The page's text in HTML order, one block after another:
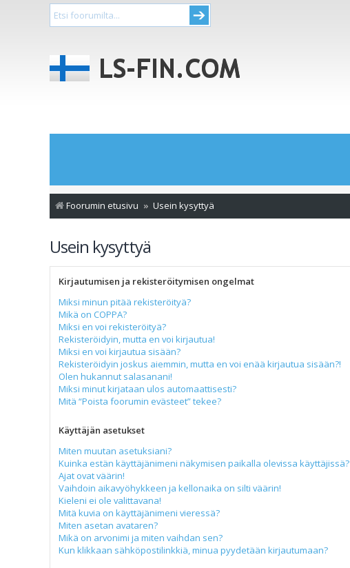
Foorumin etusivu Usein kysyttyä
Usein kysyttyä
Kirjautumisen ja rekisteröitymisen ongelmat
Miksi minun pitää rekisteröityä?
Mikä on COPPA?
Miksi en voi rekisteröityä?
Rekisteröidyin, mutta en voi kirjautua!
Miksi en voi kirjautua sisään?
Rekisteröidyin joskus aiemmin, mutta en voi enää kirjautua sisään?!
Olen hukannut salasanani!
Miksi minut kirjataan ulos automaattisesti?
Mitä “Poista foorumin evästeet” tekee?
Käyttäjän asetukset
Miten muutan asetuksiani?
Kuinka estän käyttäjänimeni näkymisen paikalla olevissa käyttäjissä?
Ajat ovat väärin!
Vaihdoin aikavyöhykkeen ja kellonaika on silti väärin!
Kieleni ei ole valittavana!
Mitä kuvia on käyttäjänimeni vieressä?
Miten asetan avataren?
Mikä on arvonimi ja miten vaihdan sen?
Kun klikkaan sähköpostilinkkiä, minua pyydetään kirjautumaan?